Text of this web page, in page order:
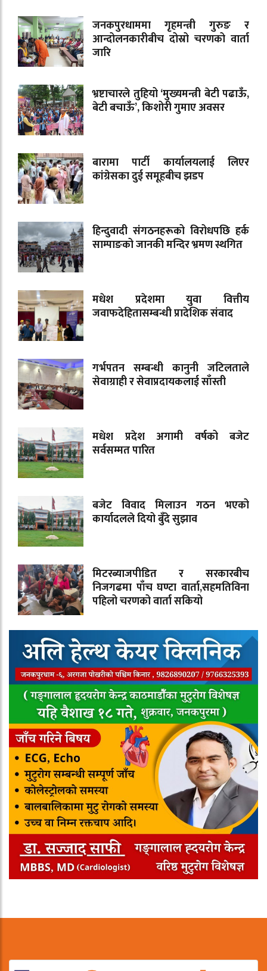
जनकपुरधाममा गृहमन्त्री गुरुङ र
आन्दोलनकारीबीच दोस्रो चरणको वार्ता
जारि
भ्रष्टाचारले तुहियो ‘मुख्यमन्त्री बेटी पढाऊँ,
बेटी बचाऊँ’, किशोरी गुमाए अवसर
बारामा पार्टी कार्यालयलाई लिएर
कांग्रेसका दुई समूहबीच झडप
हिन्दुवादी संगठनहरूको विरोधपछि हर्क
साम्पाङको जानकी मन्दिर भ्रमण स्थगित
मधेश प्रदेशमा युवा वित्तीय
जवाफदेहितासम्बन्धी प्रादेशिक संवाद
गर्भपतन सम्बन्धी कानुनी जटिलताले
सेवाग्राही र सेवाप्रदायकलाई साँस्ती
मधेश प्रदेश अगामी वर्षको बजेट
सर्वसम्मत पारित
बजेट विवाद मिलाउन गठन भएको
कार्यादलले दियो बुँदे सुझाव
मिटरब्याजपीडित र सरकारबीच
निजगढमा पाँच घण्टा वार्ता,सहमतिविना
पहिलो चरणको वार्ता सकियो